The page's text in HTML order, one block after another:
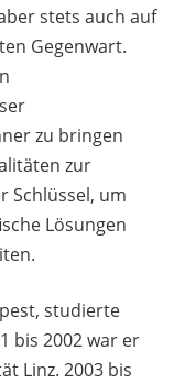
stets auch auf
Gegenwart.
zu bringen
zur
Schlüssel, um
Lösungen
studierte
bis 2002 war er
Linz. 2003 bis